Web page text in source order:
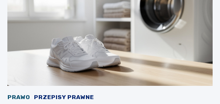
PRAWO PRZEPISY PRAWNE